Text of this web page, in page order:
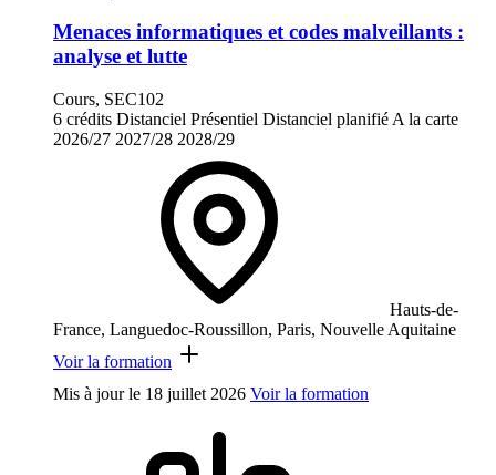
Menaces informatiques et codes malveillants :
analyse et lutte
Cours, SEC102
6 crédits Distanciel Présentiel Distanciel planifié A la carte
2026/27 2027/28 2028/29
Hauts-de-
France, Languedoc-Roussillon, Paris, Nouvelle Aquitaine
Voir la formation
Mis à jour le 18 juillet 2026 Voir la formation